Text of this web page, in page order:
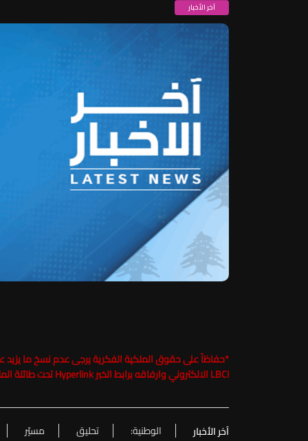
آخر الأخبار
*
LBCI الالكتروني وارفاقه برابط الخبر Hyperlink تحت طائلة الملاحقة القانونية
آخر الأخبار الوطنية: تحليق مسيّر